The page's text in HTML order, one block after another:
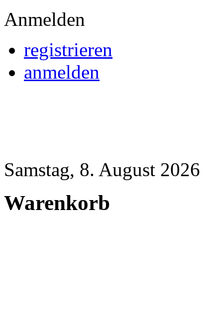
Anmelden
registrieren
anmelden
Samstag, 8. August 2026
Warenkorb